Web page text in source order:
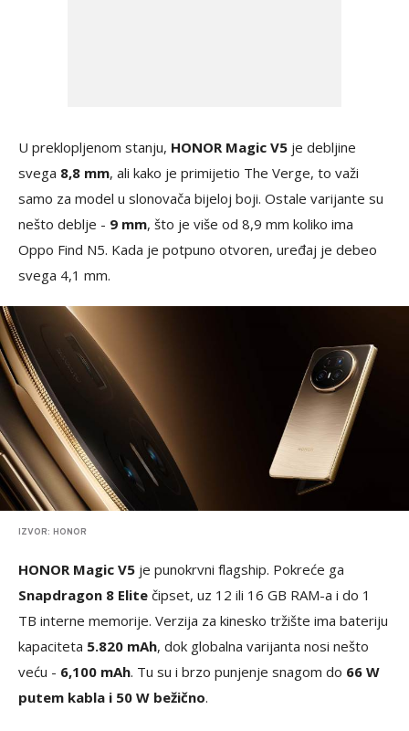
U preklopljenom stanju, HONOR Magic V5 je debljine
svega 8,8 mm, ali kako je primijetio The Verge, to važi
samo za model u slonovača bijeloj boji. Ostale varijante su
nešto deblje - 9 mm, što je više od 8,9 mm koliko ima
Oppo Find N5. Kada je potpuno otvoren, uređaj je debeo
svega 4,1 mm.
IZVOR: HONOR
HONOR Magic V5 je punokrvni flagship. Pokreće ga
Snapdragon 8 Elite čipset, uz 12 ili 16 GB RAM-a i do 1
TB interne memorije. Verzija za kinesko tržište ima bateriju
kapaciteta 5.820 mAh, dok globalna varijanta nosi nešto
veću - 6,100 mAh. Tu su i brzo punjenje snagom do 66 W
putem kabla i 50 W bežično.